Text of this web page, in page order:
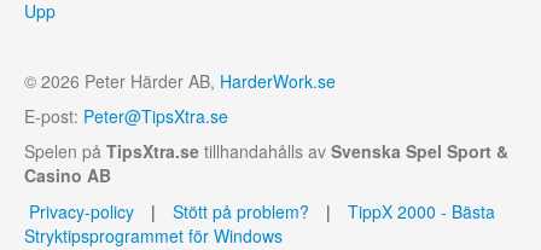
Upp
© 2026 Peter Härder AB, HarderWork.se
E-post: Peter@TipsXtra.se
Spelen på TipsXtra.se tillhandahålls av Svenska Spel Sport &
Casino AB
Privacy-policy
| Stött på problem? |
TippX 2000 - Bästa
Stryktipsprogrammet för Windows